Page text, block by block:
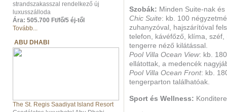
strandszakasszal rendelkező új
luxusszálloda
Ára: 505.700 Ft/fő/5 éj-től
Tovább...
ABU DHABI
The St. Regis Saadiyat Island Resort
Szobák: Minden Suite-nak
Chic Suite: kb. 100
zuhanyzóval, hajszárítóval
telefon, kávéfőző, klíma,
tengerre néző kilátással.
Pool Villa Ocean View: kb.
ellátottak, a medencék
Pool Villa Ocean Front: kb.
tengerparton találhatóak.
Sport és Wellness: